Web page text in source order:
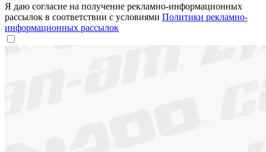
Я даю согласие на получение рекламно-информационных
рассылок в соответствии с условиями Политики рекламно-
информационных рассылок